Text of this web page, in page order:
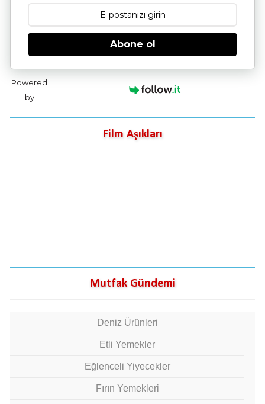
Abone ol
Powered
by
Film Aşıkları
Mutfak Gündemi
Deniz Ürünleri
Etli Yemekler
Eğlenceli Yiyecekler
Fırın Yemekleri